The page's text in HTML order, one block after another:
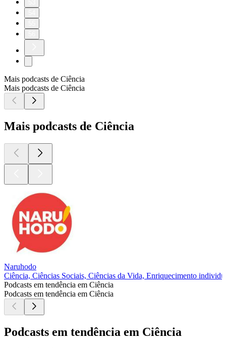
Mais podcasts de Ciência
Mais podcasts de Ciência
Mais podcasts de Ciência
Naruhodo
Ciência, Ciências Sociais, Ciências da Vida, Enriquecimento
Podcasts em tendência em Ciência
Podcasts em tendência em Ciência
Podcasts em tendência em Ciência